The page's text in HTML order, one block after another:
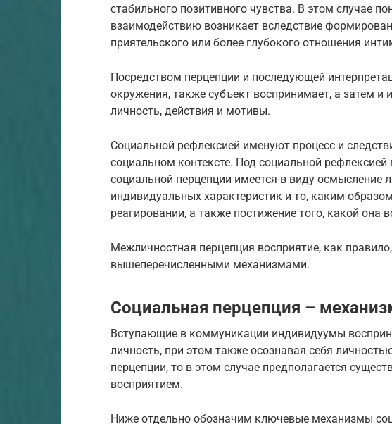
стабильного позитивного чувства. В этом случае
взаимодействию возникает вследствие
приятельского или более глубокого отношения
Посредством перцепции и последующей
окружения, также субъект воспринимает, а затем и
личность, действия и мотивы.
Социальной рефлексией именуют процесс и
социальном контексте. Под социальной рефлексией
социальной перцепции имеется в виду осмысление
индивидуальных характеристик и то, каким
реагировании, а также постижение того, какой она
Межличностная перцепция восприятие, как
вышеперечисленными механизмами.
Социальная перцепция –
Вступающие в коммуникации индивидуумы
личность, при этом также осознавая себя
перцепции, то в этом случае предполагается
восприятием.
Ниже отдельно обозначим ключевые механизмы